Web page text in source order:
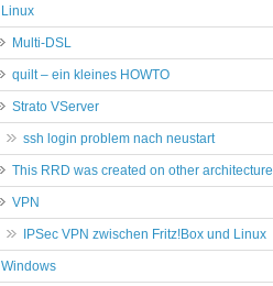
Linux
Multi-DSL
quilt – ein kleines HOWTO
Strato VServer
ssh login problem nach neustart
This RRD was created on other architecture
VPN
IPSec VPN zwischen Fritz!Box und Linux
Windows